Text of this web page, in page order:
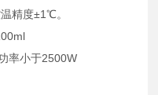
精度±1℃。
小于2500W